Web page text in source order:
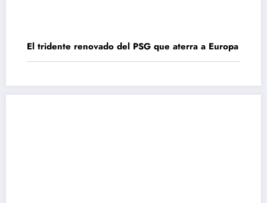
El tridente renovado del PSG que aterra a Europa